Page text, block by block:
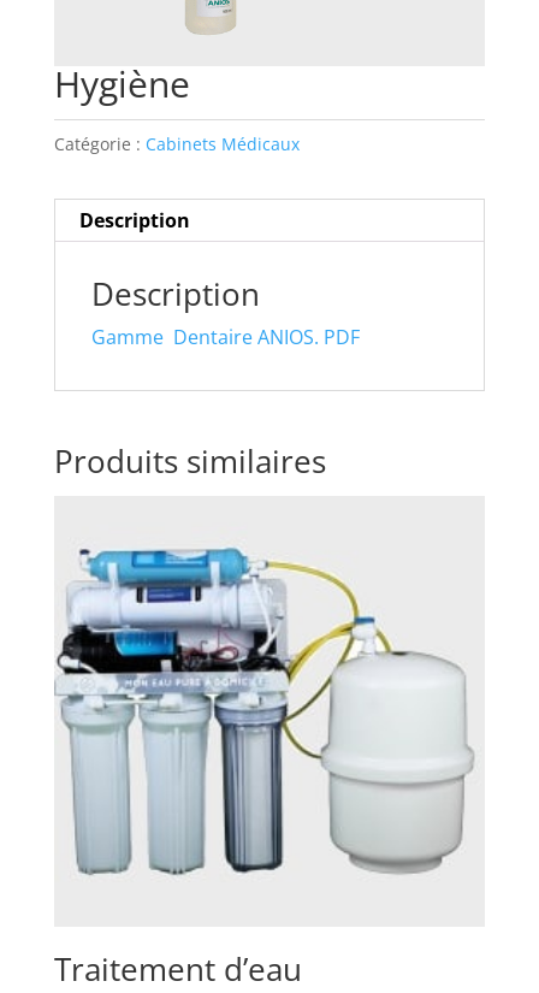
Hygiène
Catégorie : Cabinets Médicaux
Description
Description
Gamme Dentaire ANIOS. PDF
Produits similaires
Traitement d’eau